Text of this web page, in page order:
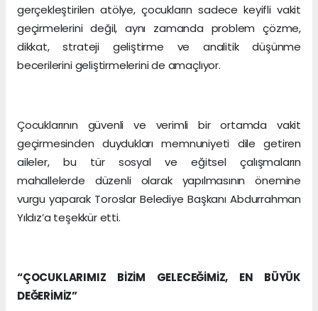
gerçekleştirilen atölye, çocukların sadece keyifli vakit
geçirmelerini değil, aynı zamanda problem çözme,
dikkat, strateji geliştirme ve analitik düşünme
becerilerini geliştirmelerini de amaçlıyor.
Çocuklarının güvenli ve verimli bir ortamda vakit
geçirmesinden duydukları memnuniyeti dile getiren
aileler, bu tür sosyal ve eğitsel çalışmaların
mahallelerde düzenli olarak yapılmasının önemine
vurgu yaparak Toroslar Belediye Başkanı Abdurrahman
Yıldız’a teşekkür etti.
“ÇOCUKLARIMIZ BİZİM GELECEĞİMİZ, EN BÜYÜK
DEĞERİMİZ”